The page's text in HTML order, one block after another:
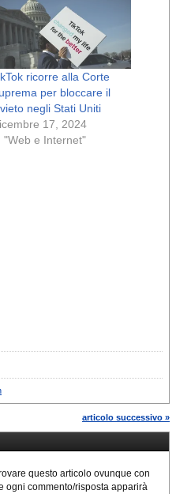
ricorre alla Corte
per bloccare il
negli Stati Uniti
17, 2024
"Web e Internet"
articolo successivo »
questo articolo ovunque con
ogni commento/risposta apparirà